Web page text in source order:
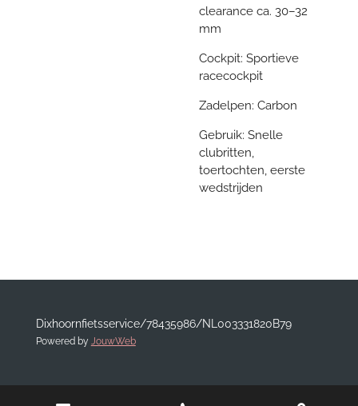
clearance ca. 30–32
mm
Cockpit: Sportieve
racecockpit
Zadelpen: Carbon
Gebruik: Snelle
clubritten,
toertochten, eerste
wedstrijden
Dixhoornfietsservice/78435986/NL003331820B79
Powered by JouwWeb